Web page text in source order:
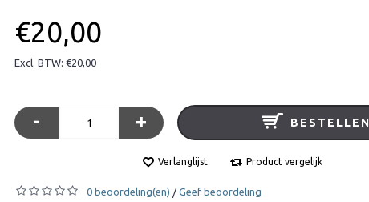
€20,00
Excl. BTW: €20,00
- + BESTELLEN
Verlanglijst Product vergelijk
0 beoordeling(en) / Geef beoordeling